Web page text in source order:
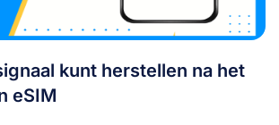
kunt herstellen na het
eSIM